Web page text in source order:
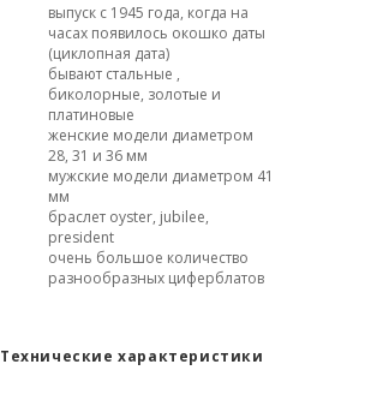
выпуск с 1945 года, когда на
часах появилось окошко даты
(циклопная дата)
бывают стальные ,
биколорные, золотые и
платиновые
женские модели диаметром
28, 31 и 36 мм
мужские модели диаметром 41
мм
браслет oyster, jubilee,
president
очень большое количество
разнообразных циферблатов
Технические характеристики